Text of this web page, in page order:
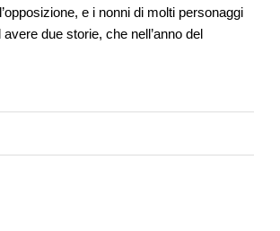
e i nonni di molti personaggi
due storie, che nell’anno del